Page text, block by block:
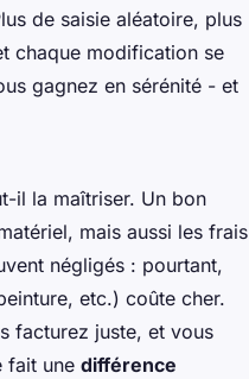
de saisie aléatoire, plus
chaque modification se
gagnez en sérénité - et
il la maîtriser. Un bon
mais aussi les frais
négligés : pourtant,
etc.) coûte cher.
facturez juste, et vous
fait une différence